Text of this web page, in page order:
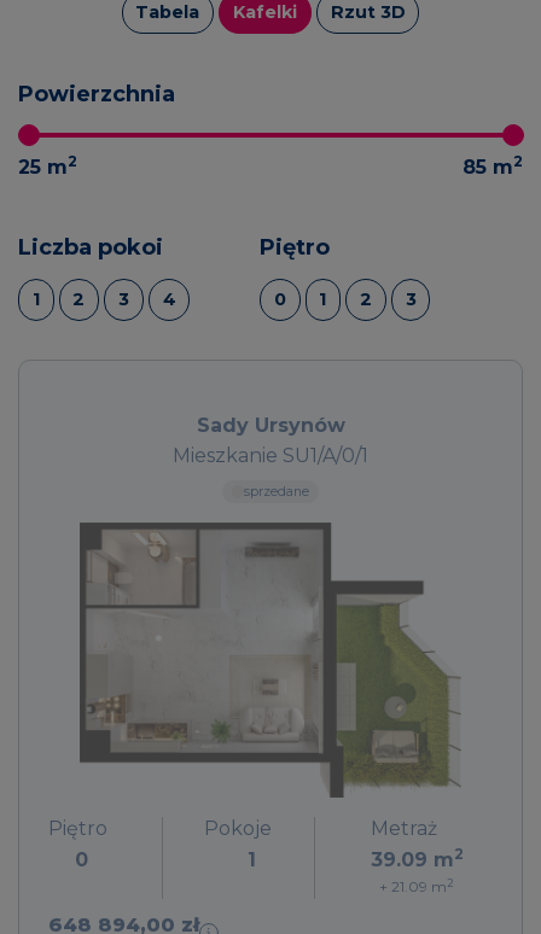
Powierzchnia
25 m2 85 m2
Liczba pokoi
1 2 3 4
Piętro
0 1 2 3
Tabela Kafelki Rzut 3D
Sady Ursynów
Mieszkanie SU1/A/0/1
sprzedane
Piętro
0
Pokoje
1
Metraż
39.09 m2
+ 21.09 m2
648 894,00 zł